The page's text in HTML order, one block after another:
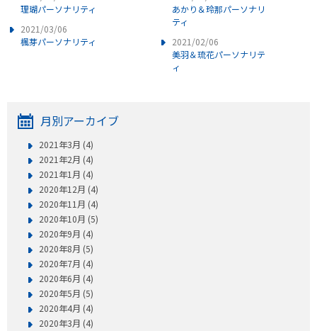
理瑚パーソナリティ
2021/03/06
楓芽パーソナリティ
あかり＆玲那パーソナリ
ティ
2021/02/06
美羽＆琉花パーソナリテ
ィ
月別アーカイブ
2021年3月 (4)
2021年2月 (4)
2021年1月 (4)
2020年12月 (4)
2020年11月 (4)
2020年10月 (5)
2020年9月 (4)
2020年8月 (5)
2020年7月 (4)
2020年6月 (4)
2020年5月 (5)
2020年4月 (4)
2020年3月 (4)